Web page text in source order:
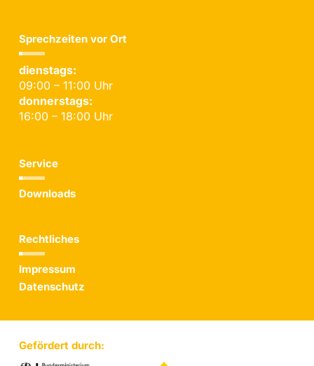
Sprechzeiten vor Ort
dienstags:
09:00 – 11:00 Uhr
donnerstags:
16:00 – 18:00 Uhr
Service
Downloads
Rechtliches
Impressum
Datenschutz
Gefördert durch: